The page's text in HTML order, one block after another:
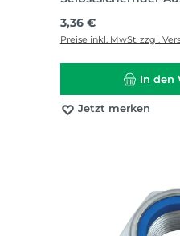
Regulärer Preis:
3,36 €
Preise inkl. MwSt. zzgl.
In den
Jetzt merken